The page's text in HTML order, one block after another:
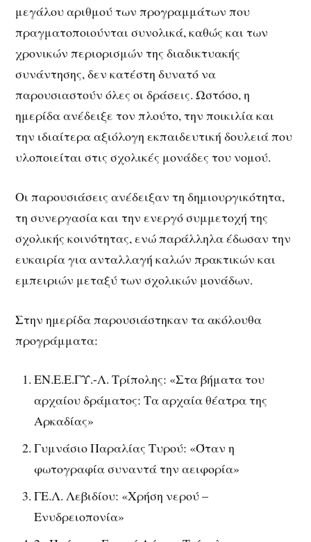
μεγάλου αριθμού των προγραμμάτων που
πραγματοποιούνται συνολικά, καθώς και των
χρονικών περιορισμών της διαδικτυακής
συνάντησης, δεν κατέστη δυνατό να
παρουσιαστούν όλες οι δράσεις. Ωστόσο, η
ημερίδα ανέδειξε τον πλούτο, την ποικιλία και
την ιδιαίτερα αξιόλογη εκπαιδευτική δουλειά που
υλοποιείται στις σχολικές μονάδες του νομού.
Οι παρουσιάσεις ανέδειξαν τη δημιουργικότητα,
τη συνεργασία και την ενεργό συμμετοχή της
σχολικής κοινότητας, ενώ παράλληλα έδωσαν την
ευκαιρία για ανταλλαγή καλών πρακτικών και
εμπειριών μεταξύ των σχολικών μονάδων.
Στην ημερίδα παρουσιάστηκαν τα ακόλουθα
προγράμματα:
ΕΝ.Ε.Ε.ΓΥ.-Λ. Τρίπολης: «Στα βήματα του
αρχαίου δράματος: Τα αρχαία θέατρα της
Αρκαδίας»
Γυμνάσιο Παραλίας Τυρού: «Όταν η
φωτογραφία συναντά την αειφορία»
ΓΕ.Λ. Λεβιδίου: «Χρήση νερού –
Ενυδρειοπονία»